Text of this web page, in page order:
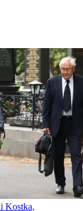
Kostka,